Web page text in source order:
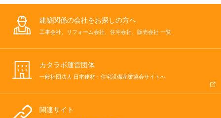
建築関係の会社をお探しの方へ
工事会社、リフォーム会社、住宅会社、販売会社 一覧
カタラボ運営団体
一般社団法人 日本建材・住宅設備産業協会サイトへ
関連サイト